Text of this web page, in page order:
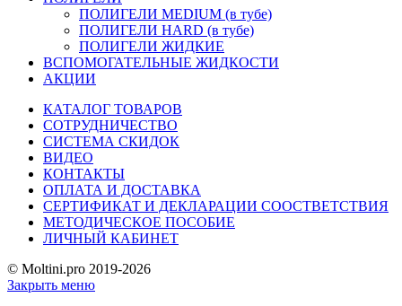
ПОЛИГЕЛИ MEDIUM (в тубе)
ПОЛИГЕЛИ HARD (в тубе)
ПОЛИГЕЛИ ЖИДКИЕ
ВСПОМОГАТЕЛЬНЫЕ ЖИДКОСТИ
АКЦИИ
КАТАЛОГ ТОВАРОВ
СОТРУДНИЧЕСТВО
СИСТЕМА СКИДОК
ВИДЕО
КОНТАКТЫ
ОПЛАТА И ДОСТАВКА
СЕРТИФИКАТ И ДЕКЛАРАЦИИ СООСТВЕТСТВИЯ
МЕТОДИЧЕСКОЕ ПОСОБИЕ
ЛИЧНЫЙ КАБИНЕТ
© Moltini.pro 2019-2026
Закрыть меню